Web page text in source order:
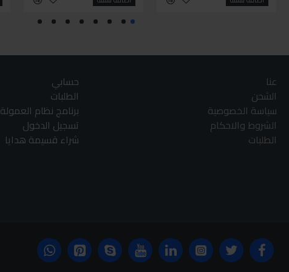
عنا
الشحن
سياسة الخصوصية
الشروط والاحكام
الطلبات
حسابي
الطلبات
برنامج نظام العمولة
تسجيل الدخول
شراء قسيمة هدايا